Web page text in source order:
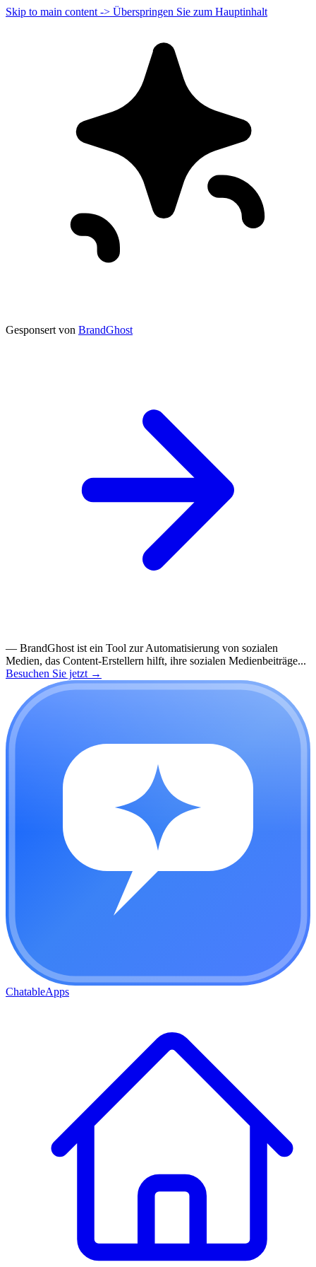
Skip to main content -> Überspringen Sie zum Hauptinhalt
Gesponsert von BrandGhost
— BrandGhost ist ein Tool zur Automatisierung von sozialen
Medien, das Content-Erstellern hilft, ihre sozialen Medienbeiträge...
Besuchen Sie jetzt →
ChatableApps